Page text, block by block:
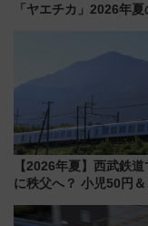
「ヤエチカ」2026年
【2026年夏】西武鉄
に秩父へ？ 小児50円
族旅行！ 深夜の正丸ト